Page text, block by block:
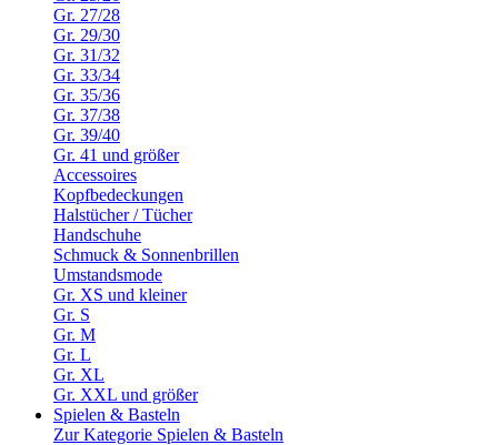
Gr. 27/28
Gr. 29/30
Gr. 31/32
Gr. 33/34
Gr. 35/36
Gr. 37/38
Gr. 39/40
Gr. 41 und größer
Accessoires
Kopfbedeckungen
Halstücher / Tücher
Handschuhe
Schmuck & Sonnenbrillen
Umstandsmode
Gr. XS und kleiner
Gr. S
Gr. M
Gr. L
Gr. XL
Gr. XXL und größer
Spielen & Basteln
Zur Kategorie Spielen & Basteln